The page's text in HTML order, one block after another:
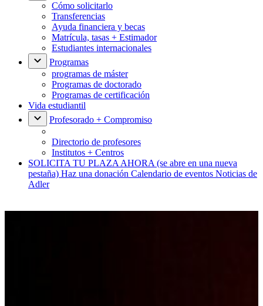
Cómo solicitarlo
Transferencias
Ayuda financiera y becas
Matrícula, tasas + Estimador
Estudiantes internacionales
Programas
programas de máster
Programas de doctorado
Programas de certificación
Vida estudiantil
Profesorado + Compromiso
Directorio de profesores
Institutos + Centros
SOLICITA TU PLAZA AHORA (se abre en una nueva
pestaña) Haz una donación Calendario de eventos Noticias de
Adler